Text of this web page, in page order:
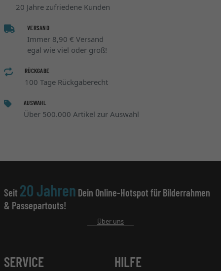
20 Jahre zufriedene Kunden
VERSAND
Immer 8,90 € Versand
egal wie viel oder groß!
RÜCKGABE
100 Tage Rückgaberecht
AUSWAHL
Über 500.000 Artikel zur Auswahl
Seit 20 Jahren Dein Online-Hotspot für Bilderrahmen
& Passepartouts!
Über uns
SERVICE HILFE